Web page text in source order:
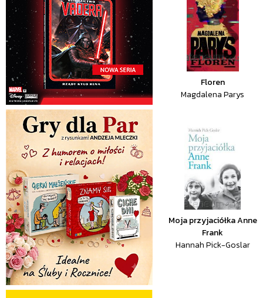
Floren
Magdalena Parys
Moja przyjaciółka Anne
Frank
Hannah Pick-Goslar